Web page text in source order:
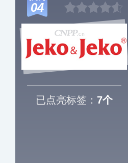
04
已点亮标签： 7个